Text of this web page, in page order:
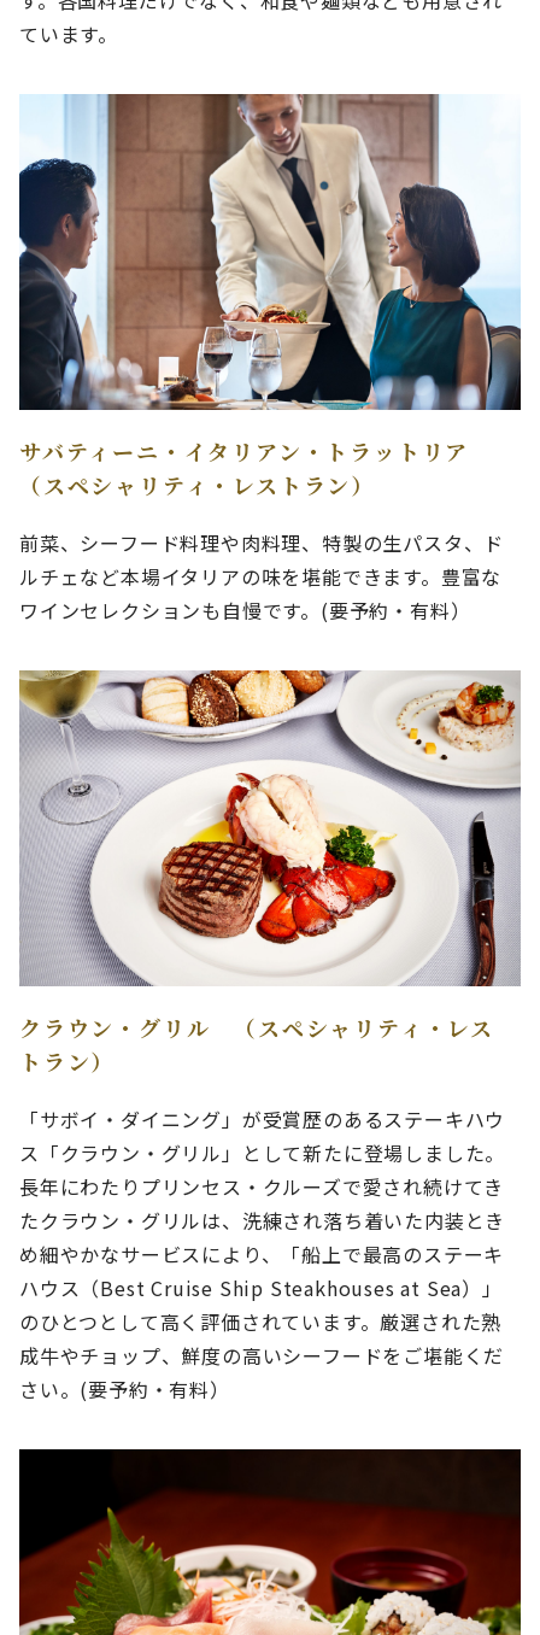
ています。
サバティーニ・イタリアン・トラットリア
（スペシャリティ・レストラン）
前菜、シーフード料理や肉料理、特製の生パスタ、ド
ルチェなど本場イタリアの味を堪能できます。豊富な
ワインセレクションも自慢です。(要予約・有料）
クラウン・グリル （スペシャリティ・レス
トラン）
「サボイ・ダイニング」が受賞歴のあるステーキハウ
ス「クラウン・グリル」として新たに登場しました。
長年にわたりプリンセス・クルーズで愛され続けてき
たクラウン・グリルは、洗練され落ち着いた内装とき
め細やかなサービスにより、「船上で最高のステーキ
ハウス（Best Cruise Ship Steakhouses at Sea）」
のひとつとして高く評価されています。厳選された熟
成牛やチョップ、鮮度の高いシーフードをご堪能くだ
さい。(要予約・有料）